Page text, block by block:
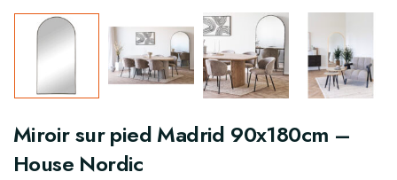
Miroir sur pied Madrid 90x180cm –
House Nordic